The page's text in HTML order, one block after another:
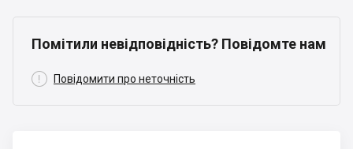
Помітили невідповідність? Повідомте нам
 Повідомити про неточність